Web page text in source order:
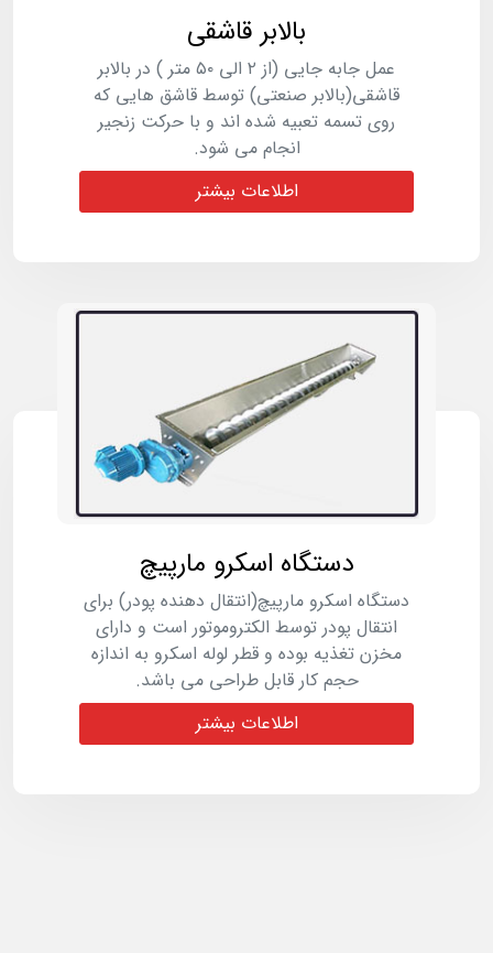
بالابر قاشقی
عمل جابه جایی (از ۲ الی ۵۰ متر ) در بالابر
قاشقی(بالابر صنعتی) توسط قاشق هایی که
روی تسمه تعبیه شده اند و با حرکت زنجیر
انجام می شود.
اطلاعات بیشتر
دستگاه اسکرو مارپیچ
دستگاه اسکرو مارپیچ(انتقال دهنده پودر) برای
انتقال پودر توسط الکتروموتور است و دارای
مخزن تغذیه بوده و قطر لوله اسکرو به اندازه
حجم کار قابل طراحی می باشد.
اطلاعات بیشتر